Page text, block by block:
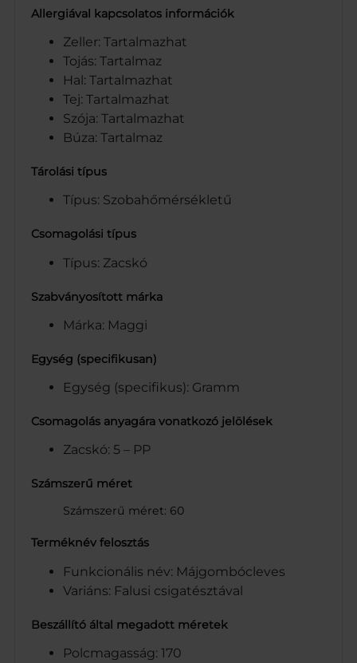
G
m
e
n
y
s
g
Allergiával kapcsolatos információk
Zeller: Tartalmazhat
Tojás: Tartalmaz
Hal: Tartalmazhat
Tej: Tartalmazhat
Szója: Tartalmazhat
Búza: Tartalmaz
Tárolási típus
Típus: Szobahőmérsékletű
Csomagolási típus
Típus: Zacskó
Szabványosított márka
Márka: Maggi
Egység (specifikusan)
Egység (specifikus): Gramm
Csomagolás anyagára vonatkozó jelölések
Zacskó: 5 – PP
Számszerű méret
Számszerű méret: 60
Terméknév felosztás
Funkcionális név: Májgombócleves
Variáns: Falusi csigatésztával
Beszállító által megadott méretek
Polcmagasság: 170